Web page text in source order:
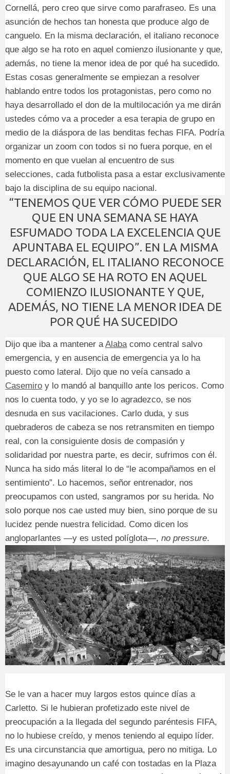
Cornellá, pero creo que sirve como parafraseo. Es una
asunción de hechos tan honesta que produce algo de
canguelo. En la misma declaración, el italiano reconoce
que algo se ha roto en aquel comienzo ilusionante y que,
además, no tiene la menor idea de por qué ha sucedido.
Estas cosas generalmente se empiezan a resolver
hablando entre todos los protagonistas, pero como no
haya desarrollado el don de la multilocación ya me dirán
ustedes cómo va a proceder a esa terapia de grupo en
medio de la diáspora de las benditas fechas FIFA. Podría
organizar un zoom con todos si no fuera porque, en el
momento en que vuelan al encuentro de sus
selecciones, cada futbolista pasa a estar exclusivamente
bajo la disciplina de su equipo nacional.
“TENEMOS QUE VER CÓMO PUEDE SER
QUE EN UNA SEMANA SE HAYA
ESFUMADO TODA LA EXCELENCIA QUE
APUNTABA EL EQUIPO”. EN LA MISMA
DECLARACIÓN, EL ITALIANO RECONOCE
QUE ALGO SE HA ROTO EN AQUEL
COMIENZO ILUSIONANTE Y QUE,
ADEMÁS, NO TIENE LA MENOR IDEA DE
POR QUÉ HA SUCEDIDO
Dijo que iba a mantener aAlabacomo central salvo
emergencia, y en ausencia de emergencia ya lo ha
puesto como lateral. Dijo que no veía cansado a
Casemiro y lo mandó al banquillo ante los pericos. Como
nos lo cuenta todo, y yo se lo agradezco, se nos
desnuda en sus vacilaciones. Carlo duda, y sus
quebraderos de cabeza se nos retransmiten en tiempo
real, con la consiguiente dosis de compasión y
solidaridad por nuestra parte, es decir, sufrimos con él.
Nunca ha sido más literal lo de “le acompañamos en el
sentimiento”. Lo hacemos, señor entrenador, nos
preocupamos con usted, sangramos por su herida. No
solo porque nos cae usted muy bien, sino porque de su
lucidez pende nuestra felicidad. Como dicen los
angloparlantes —y es usted políglota—, no pressure.
Se le van a hacer muy largos estos quince días a
Carletto. Si le hubieran profetizado este nivel de
preocupación a la llegada del segundo paréntesis FIFA,
no lo hubiese creído, y menos teniendo al equipo líder.
Es una circunstancia que amortigua, pero no mitiga. Lo
imagino desayunando un café con tostadas en la Plaza